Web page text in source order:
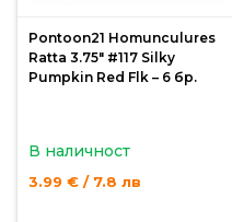
Връщане
и
рекламация
за
ползване
Pontoon21 Homunculures
Ratta 3.75″ #117 Silky
Pumpkin Red Flk – 6 бр.
В наличност
3.99 € / 7.8 лв